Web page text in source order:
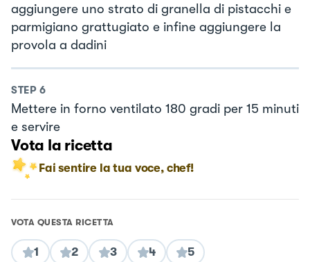
aggiungere uno strato di granella di pistacchi e
parmigiano grattugiato e infine aggiungere la
provola a dadini
STEP 6
Mettere in forno ventilato 180 gradi per 15 minuti
e servire
Vota la ricetta
Fai sentire la tua voce, chef!
VOTA QUESTA RICETTA
1 2 3 4 5